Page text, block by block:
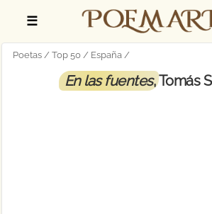
☰
Poetas Top 50 España
En las fuentes, Tomás